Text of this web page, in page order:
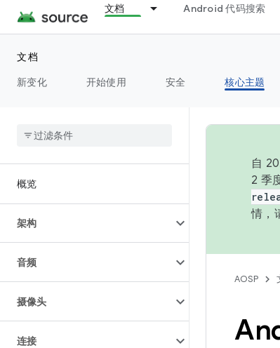
文档 Android 代码搜索
文档
新变化
开始使用 安全 核心主题
概览
架构
音频
摄像头
连接
自
2 季
情，
AOSP